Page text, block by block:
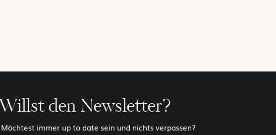
Willst den Newsletter?
Möchtest immer up to date sein und nichts verpassen?